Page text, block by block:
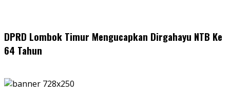
DPRD Lombok Timur Mengucapkan Dirgahayu NTB Ke
64 Tahun